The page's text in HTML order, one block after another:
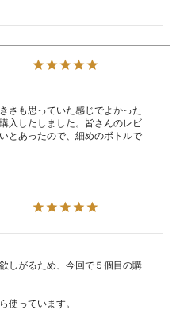
さも思っていた感じでよかった
入したしました。皆さんのレビ
とあったので、細めのボトルで
しがるため、今回で５個目の購
使っています。